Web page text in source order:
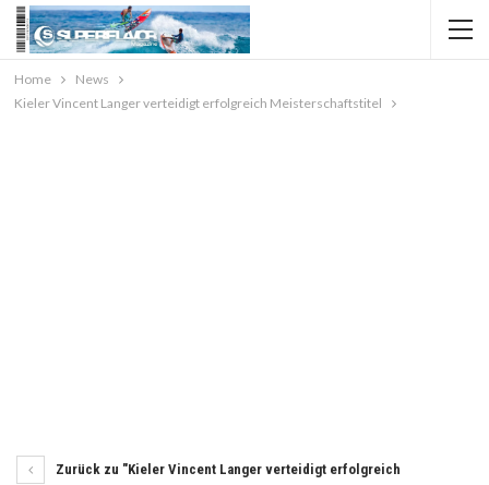
Home
News
Kieler Vincent Langer verteidigt erfolgreich Meisterschaftstitel
Zurück zu "Kieler Vincent Langer verteidigt erfolgreich